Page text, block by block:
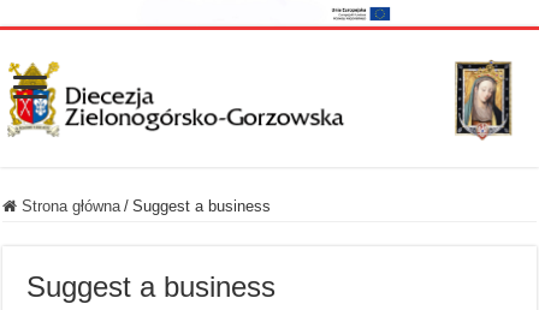
Strona główna / Suggest a business
Suggest a business